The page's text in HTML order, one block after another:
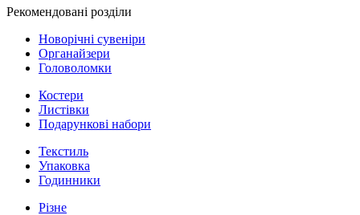
Рекомендовані розділи
Новорічні сувеніри
Органайзери
Головоломки
Костери
Листівки
Подарункові набори
Текстиль
Упаковка
Годинники
Різне